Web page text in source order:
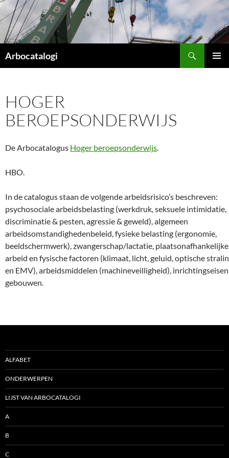
Ga
naar
de
inhoud
Arbocatalogi
HOGER
BEROEPSONDERWIJS
De Arbocatalogus Hoger beroepsonderwijs.
HBO.
In de catalogus staan de volgende arbeidsrisico’s beschreven:
psychosociale arbeidsbelasting (werkdruk, seksuele intimidatie,
discriminatie & pesten, agressie & geweld), algemeen
arbeidsomstandighedenbeleid, fysieke belasting (ergonomie,
beeldschermwerk), zwangerschap/lactatie, plaatsonafhankelijke
arbeid en fysische factoren (klimaat, licht, geluid, optische
en EMV), arbeidsmiddelen (machineveilligheid), inrichtingseisen
gebouwen.
ALFABET
ONDERWERPEN
LIJST VAN ARBOCATALOGI
A
B
C